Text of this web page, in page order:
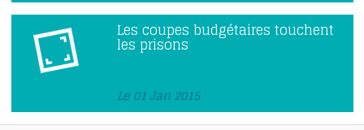
Les coupes budgétaires touchent
les prisons
Le 01 Jan 2015